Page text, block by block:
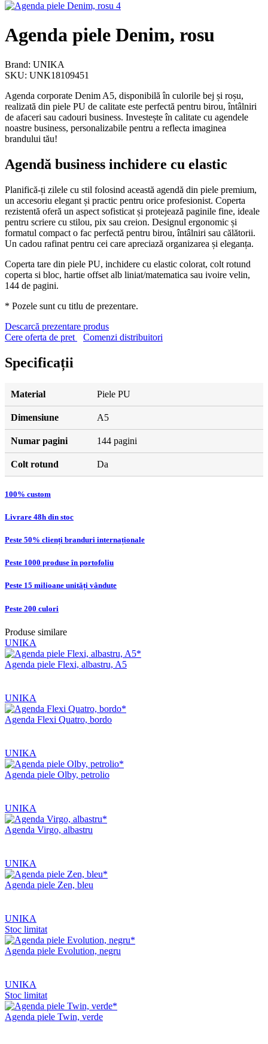
Agenda piele Denim, rosu
Brand: UNIKA
SKU: UNK18109451
Agenda corporate Denim A5, disponibilă în culorile bej și roșu,
realizată din piele PU de calitate este perfectă pentru birou, întâlniri
de afaceri sau cadouri business. Investește în calitate cu agendele
noastre business, personalizabile pentru a reflecta imaginea
brandului tău!
Agendă business inchidere cu elastic
Planifică-ți zilele cu stil folosind această agendă din piele premium,
un accesoriu elegant și practic pentru orice profesionist. Coperta
rezistentă oferă un aspect sofisticat și protejează paginile fine, ideale
pentru scriere cu stilou, pix sau creion. Designul ergonomic și
formatul compact o fac perfectă pentru birou, întâlniri sau călătorii.
Un cadou rafinat pentru cei care apreciază organizarea și eleganța.
Coperta tare din piele PU, inchidere cu elastic colorat, colt rotund
coperta si bloc, hartie offset alb liniat/matematica sau ivoire velin,
144 de pagini.
* Pozele sunt cu titlu de prezentare.
Descarcă prezentare produs
Cere oferta de pret
Comenzi distribuitori
Specificații
Material Piele PU
Dimensiune A5
Numar pagini 144 pagini
Colt rotund Da
100% custom
Livrare 48h din stoc
Peste 50% clienți branduri internaționale
Peste 1000 produse în portofoliu
Peste 15 milioane unități vândute
Peste 200 culori
Produse similare
UNIKA
Agenda piele Flexi, albastru, A5
UNIKA
Agenda Flexi Quatro, bordo
UNIKA
Agenda piele Olby, petrolio
UNIKA
Agenda Virgo, albastru
UNIKA
Agenda piele Zen, bleu
UNIKA
Stoc limitat
Agenda piele Evolution, negru
UNIKA
Stoc limitat
Agenda piele Twin, verde